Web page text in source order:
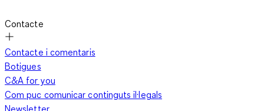
Contacte
Contacte i comentaris
Botigues
C&A for you
Com puc comunicar continguts il·legals